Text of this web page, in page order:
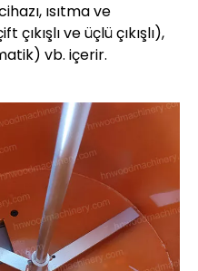
ısıtma ve
çıkışlı ve üçlü çıkışlı),
vb. içerir.